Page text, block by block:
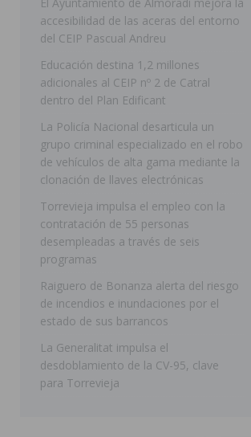
Arcángel
REDOVÁN
[ 06/08/2026 ]
El PSOE
[ 07/08/2026 ] FEGADO
DOLORES
[ 07/08/2026 ] Orihuela
ORIHUELA
[ 07/08/2026 ]
Orihuela
Golf & Country Club
accesibilidad de las aceras del entorno
del CEIP Pascual Andreu
Educación destina 1,2 millones
adicionales al CEIP nº 2 de Catral
dentro del Plan Edificant
La Policía Nacional desarticula un
grupo criminal especializado en el robo
de vehículos de alta gama mediante la
clonación de llaves electrónicas
Torrevieja impulsa el empleo con la
contratación de 55 personas
desempleadas a través de seis
programas
Raiguero de Bonanza alerta del riesgo
de incendios e inundaciones por el
estado de sus barrancos
La Generalitat impulsa el
desdoblamiento de la CV-95, clave
para Torrevieja